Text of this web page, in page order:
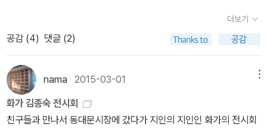
기에서도 어른인 제가 보지 못했던 것을 새롭게 보게 되는데요, 이처
럼 그림책은 단순해 보여도 결코 단순하지 않습니다. 오히려 책에 실
려 있는 그림을 하나 하나 살펴보며 의미를 파악하고, 감상하기 위해
서는 보통의 책을 읽는 것보다 훨씬 더 시간이 많이 걸리고 복잡하다
고도 할 수 있죠. 오늘 소개해드리는 <그 꿈들>이라는 책도 마찬가지
입니다. 5. 아, 그렇네요. 그림책에 실려 있는 그림들은 이해를 돕기
위한 단지 참조그림이나 일러스트가 아니라 그것 자체로 하나의 작품
《새로 쓰는 말밑 꾸러미 사전》, 《미래세대를 위한 우리말과 문해력》,
《들꽃내음 따라 걷다가 작은책집을 보았습니다》, 《우리말꽃》, 《쉬운
말이 평화》, 《곁말》, 《책숲마실》, 《우리말 수수께끼 동시》, 《시골에
서 살림 짓는 즐거움》, 《이오덕 마음 읽기》을 썼다. blog.naver.co
m/hbooklove
병원을 알려줬다.거기로 갔더니 편도염이라서 열이 많이 나고 잘 안
내려간다는 것이었다.열이 나서 힘이 하나도 없던 애가주사를 맞으니
까 좀 생기가 생겼다.그래도 월요일에는 학교를 못 갔다.중2라서 그
런지 하루 병결인데도 절차가 까다로왔다.처방전도 보내야 하고, 결
석 사유서도 보내야 했다. 주말에 아이도 나도 쉬지 못하고 꼬박 밤을
새워 해롱해롱한 상태에서다시 월요일을 맞았다.계속 되는 학부모 상
담에다문상까지 가야했고,어제는 큰 아이 담임을 만나 학부모 상담을
더보기
공감 (4) 댓글 (2)
nama 2015-03-01
화가 김종숙 전시회
친구들과 만나서 동대문시장에 갔다가 지인의 지인인 화가의 전시회